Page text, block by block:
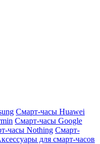
Смарт-часы Huawei
Смарт-часы Google
часы Nothing Смарт-
для смарт-часов